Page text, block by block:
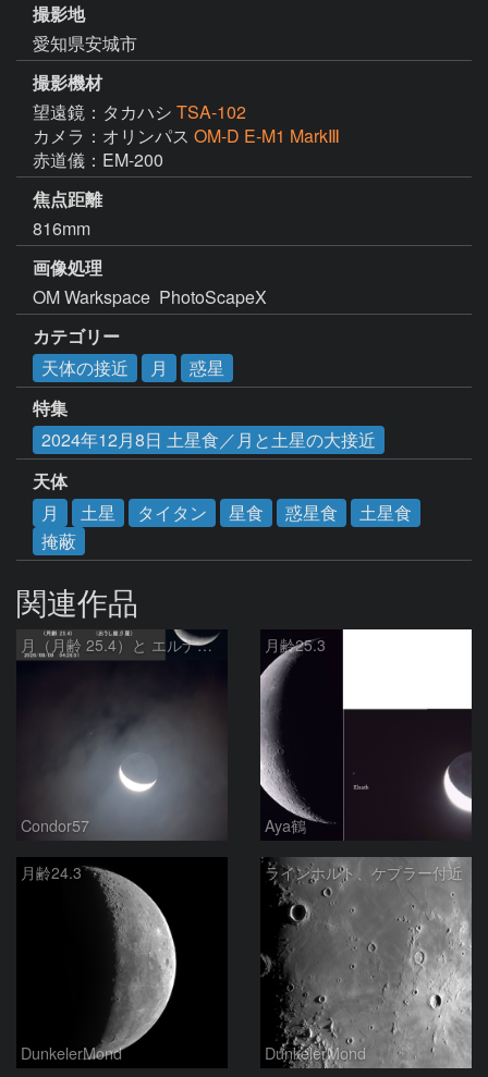
撮影地
愛知県安城市
撮影機材
望遠鏡：タカハシ TSA-102
カメラ：オリンパス OM-D E-M1 MarkⅢ
赤道儀：EM-200
焦点距離
816mm
画像処理
OM Warkspace  PhotoScapeX
カテゴリー
天体の接近
月
惑星
特集
2024年12月8日 土星食／月と土星の大接近
天体
月
土星 タイタン 星食 惑星食
土星食
掩蔽
関連作品
月（月齢 25.4）と エルナト（おうし座β星）
Condor57
月齢25.3
Aya鶴
月齢24.3
DunkelerMond
ラインホルト、ケプラー付近
DunkelerMond